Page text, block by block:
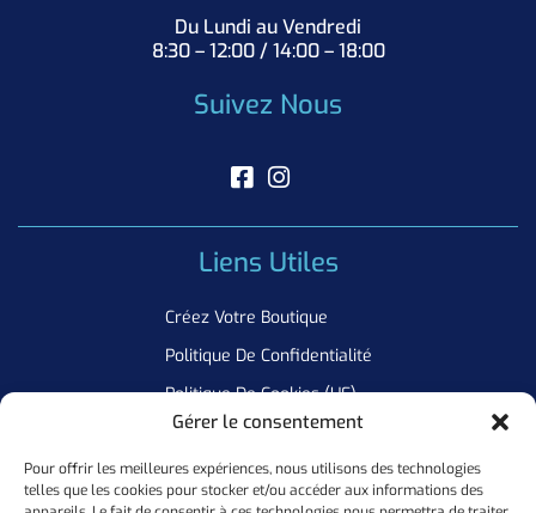
Gérer le consentement
Pour offrir les meilleures expériences, nous utilisons des technologies
telles que les cookies pour stocker et/ou accéder aux informations des
Du Lundi au Vendredi
8:30 – 12:00 / 14:00 – 18:00
Suivez Nous
Liens Utiles
Créez Votre Boutique
Politique De Confidentialité
Politique De Cookies (UE)
Newsletter